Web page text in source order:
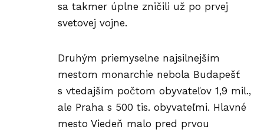
sa takmer úplne zničili už po prvej
svetovej vojne.
Druhým priemyselne najsilnejším
mestom monarchie nebola Budapešť
s vtedajším počtom obyvateľov 1,9 mil.,
ale Praha s 500 tis. obyvateľmi. Hlavné
mesto Viedeň malo pred prvou